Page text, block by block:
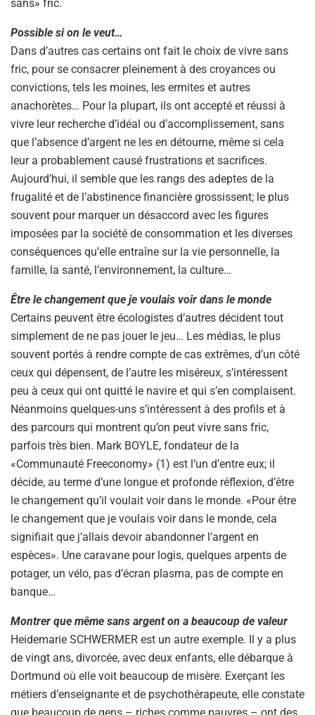
sans» fric.
Possible si on le veut…
Dans d’autres cas certains ont fait le choix de vivre sans
fric, pour se consacrer pleinement à des croyances ou
convictions, tels les moines, les ermites et autres
anachorètes… Pour la plupart, ils ont accepté et réussi à
vivre leur recherche d’idéal ou d’accomplissement, sans
que l’absence d’argent ne les en détourne, même si cela
leur a probablement causé frustrations et sacrifices.
Aujourd’hui, il semble que les rangs des adeptes de la
frugalité et de l’abstinence financière grossissent; le plus
souvent pour marquer un désaccord avec les figures
imposées par la société de consommation et les diverses
conséquences qu’elle entraîne sur la vie personnelle, la
famille, la santé, l’environnement, la culture…
Être le changement que je voulais voir dans le monde
Certains peuvent être écologistes d‘autres décident tout
simplement de ne pas jouer le jeu… Les médias, le plus
souvent portés à rendre compte de cas extrêmes, d’un côté
ceux qui dépensent, de l’autre les miséreux, s’intéressent
peu à ceux qui ont quitté le navire et qui s’en complaisent.
Néanmoins quelques-uns s’intéressent à des profils et à
des parcours qui montrent qu’on peut vivre sans fric,
parfois très bien. Mark BOYLE, fondateur de la
«Communauté Freeconomy» (1) est l’un d’entre eux; il
décide, au terme d’une longue et profonde réflexion, d’être
le changement qu’il voulait voir dans le monde. «Pour être
le changement que je voulais voir dans le monde, cela
signifiait que j’allais devoir abandonner l’argent en
espèces». Une caravane pour logis, quelques arpents de
potager, un vélo, pas d’écran plasma, pas de compte en
banque…
Montrer que même sans argent on a beaucoup de valeur
Heidemarie SCHWERMER est un autre exemple. Il y a plus
de vingt ans, divorcée, avec deux enfants, elle débarque à
Dortmund où elle voit beaucoup de misère. Exerçant les
métiers d’enseignante et de psychothérapeute, elle constate